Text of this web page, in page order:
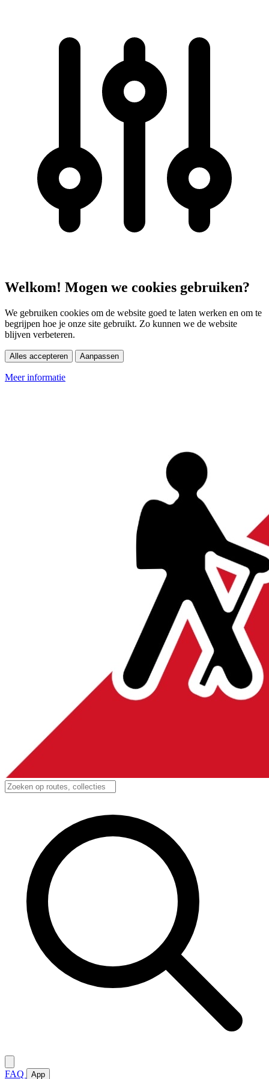
Welkom! Mogen we cookies gebruiken?
We gebruiken cookies om de website goed te laten werken en om te
begrijpen hoe je onze site gebruikt. Zo kunnen we de website
blijven verbeteren.
Alles accepteren Aanpassen
Meer informatie
FAQ App